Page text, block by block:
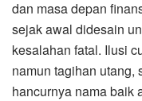
dan masa depan
sejak awal didesain
kesalahan fatal. Ilusi
namun tagihan utang,
hancurnya nama baik